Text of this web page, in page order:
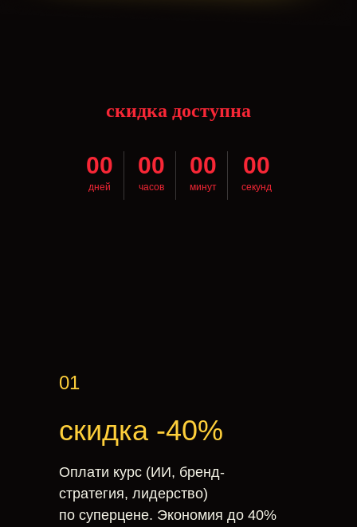
скидка доступна
00
дней
00
часов
00
минут
00
секунд
Оплати курс (ИИ, бренд-
стратегия, лидерство)
по суперцене. Экономия до 40%
cкидка -40%
01